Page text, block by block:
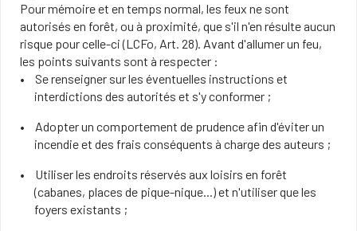
Pour mémoire et en temps normal, les feux ne sont
autorisés en forêt, ou à proximité, que s'il n'en résulte aucun
risque pour celle-ci (LCFo, Art. 28). Avant d'allumer un feu,
les points suivants sont à respecter :
Se renseigner sur les éventuelles instructions et
interdictions des autorités et s'y conformer ;
Adopter un comportement de prudence afin d'éviter un
incendie et des frais conséquents à charge des auteurs ;
Utiliser les endroits réservés aux loisirs en forêt
(cabanes, places de pique-nique...) et n'utiliser que les
foyers existants ;